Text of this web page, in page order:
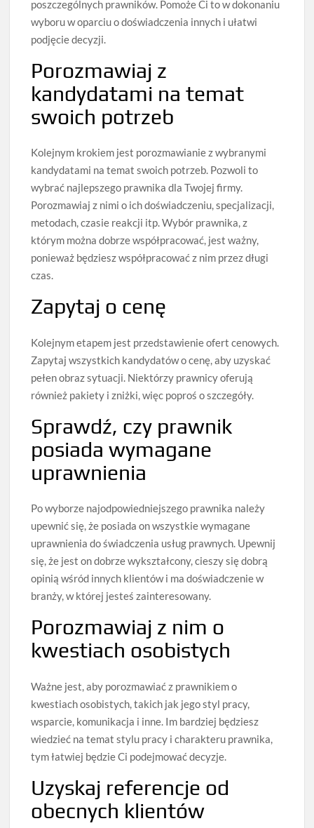
poszczególnych prawników. Pomoże Ci to w dokonaniu
wyboru w oparciu o doświadczenia innych i ułatwi
podjęcie decyzji.
Porozmawiaj z
kandydatami na temat
swoich potrzeb
Kolejnym krokiem jest porozmawianie z wybranymi
kandydatami na temat swoich potrzeb. Pozwoli to
wybrać najlepszego prawnika dla Twojej firmy.
Porozmawiaj z nimi o ich doświadczeniu, specjalizacji,
metodach, czasie reakcji itp. Wybór prawnika, z
którym można dobrze współpracować, jest ważny,
ponieważ będziesz współpracować z nim przez długi
czas.
Zapytaj o cenę
Kolejnym etapem jest przedstawienie ofert cenowych.
Zapytaj wszystkich kandydatów o cenę, aby uzyskać
pełen obraz sytuacji. Niektórzy prawnicy oferują
również pakiety i zniżki, więc poproś o szczegóły.
Sprawdź, czy prawnik
posiada wymagane
uprawnienia
Po wyborze najodpowiedniejszego prawnika należy
upewnić się, że posiada on wszystkie wymagane
uprawnienia do świadczenia usług prawnych. Upewnij
się, że jest on dobrze wykształcony, cieszy się dobrą
opinią wśród innych klientów i ma doświadczenie w
branży, w której jesteś zainteresowany.
Porozmawiaj z nim o
kwestiach osobistych
Ważne jest, aby porozmawiać z prawnikiem o
kwestiach osobistych, takich jak jego styl pracy,
wsparcie, komunikacja i inne. Im bardziej będziesz
wiedzieć na temat stylu pracy i charakteru prawnika,
tym łatwiej będzie Ci podejmować decyzje.
Uzyskaj referencje od
obecnych klientów